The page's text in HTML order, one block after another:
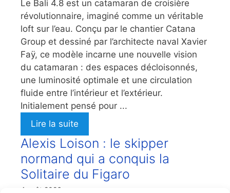
Le Bali 4.8 est un catamaran de croisière
révolutionnaire, imaginé comme un véritable
loft sur l’eau. Conçu par le chantier Catana
Group et dessiné par l’architecte naval Xavier
Faÿ, ce modèle incarne une nouvelle vision
du catamaran : des espaces décloisonnés,
une luminosité optimale et une circulation
fluide entre l’intérieur et l’extérieur.
Initialement pensé pour ...
Lire la suite
Alexis Loison : le skipper
normand qui a conquis la
Solitaire du Figaro
4 août 2026